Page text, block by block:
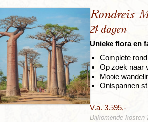
Rondreis
24 dagen
Unieke flora en
Complete
Op zoek naar
Mooie
Ontspannen
V.a. 3.595,-
Bijkomende kosten